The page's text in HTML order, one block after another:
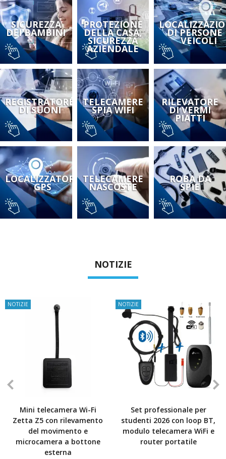
SICUREZZA
DEI BAMBINI
PROTEZIONE
DELLA CASA,
SICUREZZA
AZIENDALE
DI PERSONE
VEICOLI
REGISTRATORE
DI SUONI
TELECAMERE
SPIA WIFI
RILEVATORE
DI VERMI
PIATTI
LOCALIZZATORE
GPS
TELECAMERE
NASCOSTE
ROBA DA
SPIE
NOTIZIE
NOTIZIE
Mini telecamera Wi-Fi
Zetta Z5 con rilevamento
del movimento e
microcamera a bottone
esterna
NOTIZIE
Set professionale per
studenti 2026 con loop BT,
modulo telecamera WiFi e
router portatile